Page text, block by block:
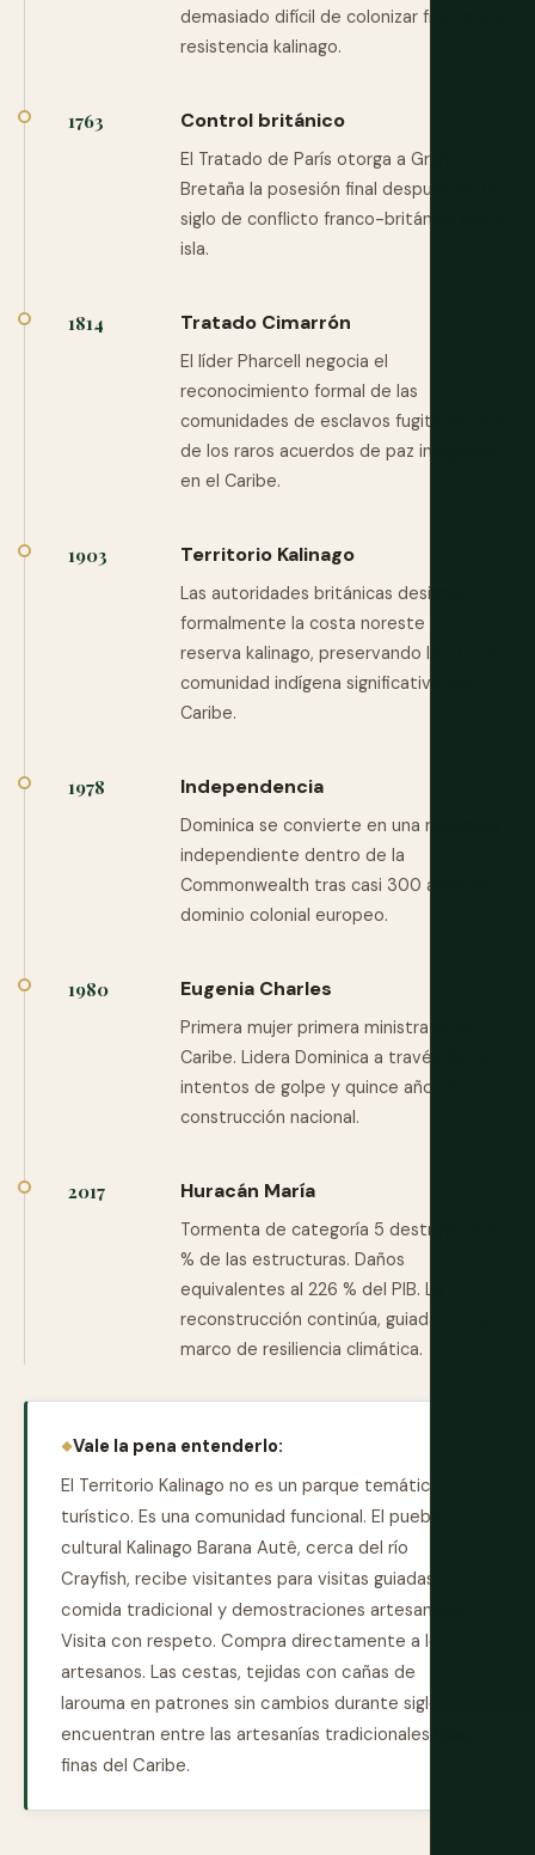
demasiado difícil de colonizar frente a la
resistencia kalinago.
1763 Control británico
El Tratado de París otorga a Gran
Bretaña la posesión final después de un
siglo de conflicto franco-británico por la
isla.
1814 Tratado Cimarrón
El líder Pharcell negocia el
reconocimiento formal de las
comunidades de esclavos fugitivos. Uno
de los raros acuerdos de paz indígenas
en el Caribe.
1903 Territorio Kalinago
Las autoridades británicas designan
formalmente la costa noreste como
reserva kalinago, preservando la última
comunidad indígena significativa del
Caribe.
1978 Independencia
Dominica se convierte en una república
independiente dentro de la
Commonwealth tras casi 300 años de
dominio colonial europeo.
1980 Eugenia Charles
Primera mujer primera ministra en el
Caribe. Lidera Dominica a través de dos
intentos de golpe y quince años de
construcción nacional.
2017 Huracán María
Tormenta de categoría 5 destruye el 90
% de las estructuras. Daños
equivalentes al 226 % del PIB. La
reconstrucción continúa, guiada por un
marco de resiliencia climática.
Vale la pena entenderlo:
El Territorio Kalinago no es un parque temático
turístico. Es una comunidad funcional. El pueblo
cultural Kalinago Barana Autê, cerca del río
Crayfish, recibe visitantes para visitas guiadas,
comida tradicional y demostraciones artesanales.
Visita con respeto. Compra directamente a los
artesanos. Las cestas, tejidas con cañas de
larouma en patrones sin cambios durante siglos, se
encuentran entre las artesanías tradicionales más
finas del Caribe.